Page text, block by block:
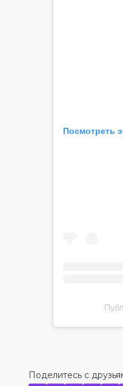
Посмотреть
Поделитесь с